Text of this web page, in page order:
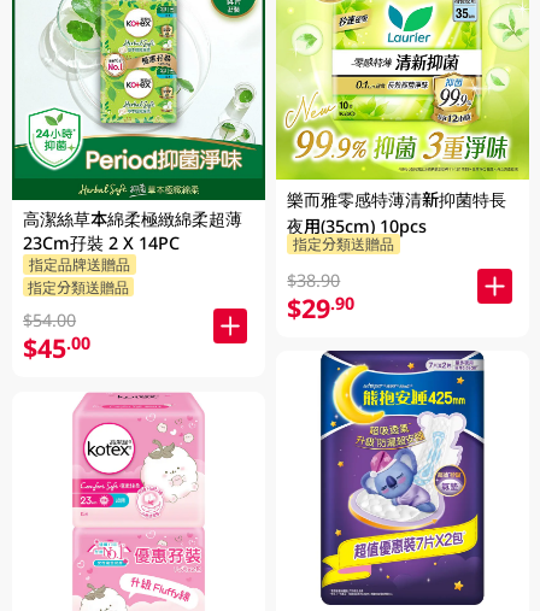
高潔絲草本綿柔極緻綿柔超薄
23Cm孖裝 2 X 14PC
指定品牌送贈品
指定分類送贈品
$54.00
$45.00
樂而雅零感特薄清新抑菌特長
夜用(35cm) 10pcs
指定分類送贈品
$38.90
$29.90